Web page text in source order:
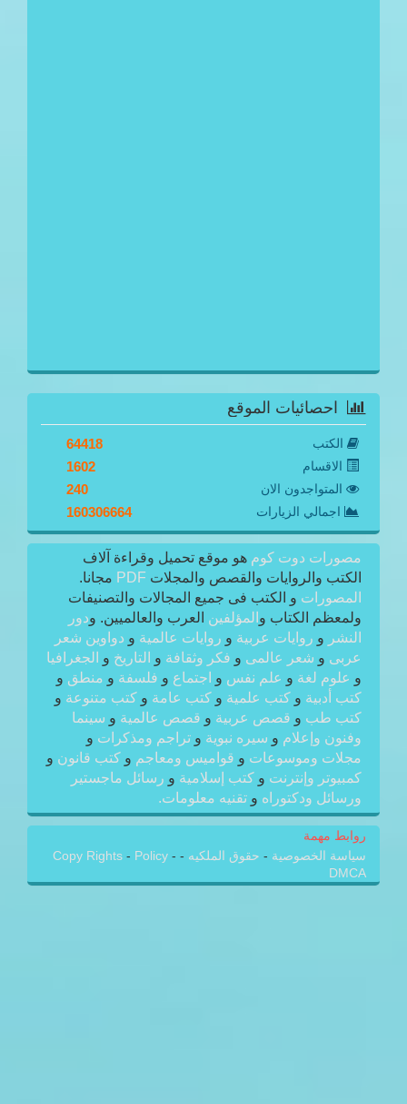
احصائيات الموقع
الكتب 64418
الاقسام 1602
المتواجدون الان 240
اجمالي الزيارات 160306664
مصورات دوت كوم هو موقع تحميل وقراءة آلاف
الكتب والروايات والقصص والمجلات PDF مجانا.
المصورات و الكتب فى جميع المجالات والتصنيفات
ولمعظم الكتاب و المؤلفين العرب والعالميين. ودور
النشر و روايات عربية و روايات عالمية و دواوين شعر
عربى و شعر عالمى و فكر وثقافة و التاريخ و الجغرافيا
و علوم لغة و علم نفس و اجتماع و فلسفة و منطق و
كتب أدبية و كتب علمية و كتب عامة و كتب متنوعة و
كتب طب و قصص عربية و قصص عالمية و سينما
وفنون وإعلام و سيره نبوية و تراجم ومذكرات و
مجلات وموسوعات و قواميس ومعاجم و كتب قانون و
كمبيوتر وإنترنت و كتب إسلامية و رسائل ماجستير
ورسائل ودكتوراه و تقنيه معلومات.
روابط مهمة
سياسة الخصوصية - حقوق الملكيه -
Copy Rights - Policy -
DMCA